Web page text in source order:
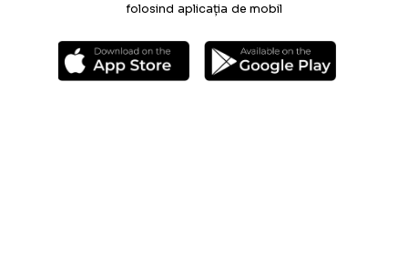
folosind aplicația de mobil